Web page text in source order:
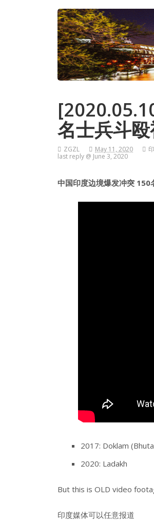
名士兵斗
ZGZL May 11, 2020
last reply @ June 3, 2020
中国印度边境爆发冲突 150
2017: Doklam
2020: Ladakh
But this is OLD video
印度媒体可以任意报道